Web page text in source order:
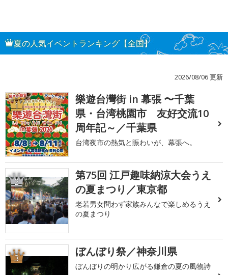
夏の人気イベントランキング【全国】
2026/08/06 更新
1
樂遊台灣街 in 幕張 〜千葉
県・台湾桃園市 友好交流10
周年記～／千葉県
台湾夜市の熱気と賑わいが、幕張へ。
2
第75回 江戸趣味納涼大会うえ
の夏まつり／東京都
老若男女問わず家族みんなで楽しめるうえ
の夏まつり
3 ぼんぼり祭／神奈川県
ぼんぼりの明かり広がる鎌倉の夏の風物詩